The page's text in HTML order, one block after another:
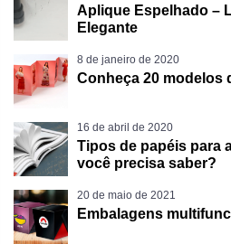
Aplique Espelhado –
Elegante
8 de janeiro de 2020
Conheça 20 modelos
16 de abril de 2020
Tipos de papéis para
você precisa saber?
20 de maio de 2021
Embalagens